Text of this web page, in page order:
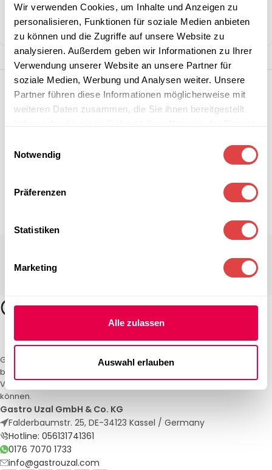
Wir verwenden Cookies, um Inhalte und Anzeigen zu
personalisieren, Funktionen für soziale Medien anbieten
zu können und die Zugriffe auf unsere Website zu
analysieren. Außerdem geben wir Informationen zu Ihrer
Verwendung unserer Website an unsere Partner für
soziale Medien, Werbung und Analysen weiter. Unsere
Partner führen diese Informationen möglicherweise mit
weiteren Daten zusammen, die Sie ihnen bereitgestellt
Notwendig
Präferenzen
Statistiken
Marketing
Alle zulassen
Auswahl erlauben
Marke:Gastro Uzal
Teilen:
Gastro Uzal – Ihr Spezialist für Gastronomiemöbel und -textilien. Wir
bieten maßgeschneiderte Lösungen für Restaurants, Hotels und
Veranstaltungen. Qualität und Service, auf die Sie sich verlassen
können.
Gastro Uzal GmbH & Co. KG
Falderbaumstr. 25, DE-34123 Kassel / Germany
Hotline: 056131741361
0176 7070 1733
info@gastrouzal.com